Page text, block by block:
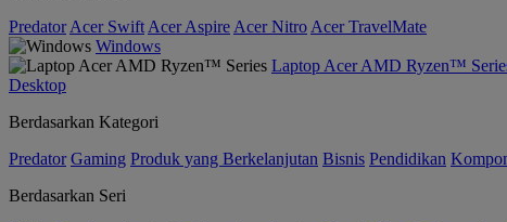
Predator Acer Swift Acer Aspire Acer Nitro Acer TravelMate
Windows
Laptop Acer AMD Ryzen™
Desktop
Berdasarkan Kategori
Predator Gaming Produk yang Berkelanjutan Bisnis Pendidikan
Berdasarkan Seri